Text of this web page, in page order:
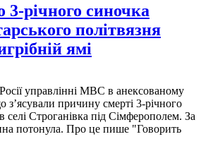
річного синочка
політвязня
ямі
управлінні МВС в анексованому
причину смерті 3-річного
Строганівка під Сімферополем. За
потонула. Про це пише "Говорить